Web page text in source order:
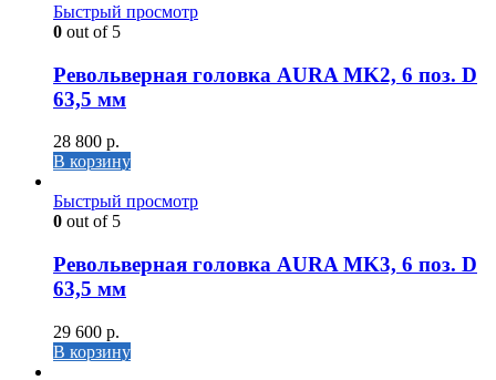
Быстрый просмотр
0 out of 5
Револьверная головка AURA MK2, 6 поз. D
63,5 мм
28 800 р.
В корзину
Быстрый просмотр
0 out of 5
Револьверная головка AURA MK3, 6 поз. D
63,5 мм
29 600 р.
В корзину